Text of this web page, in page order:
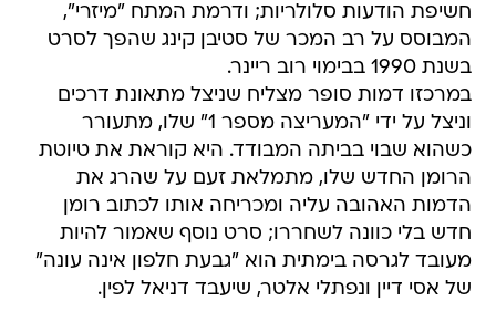
חשיפת הודעות סלולריות; ודרמת המתח "מיזרי",
המבוסס על רב המכר של סטיבן קינג שהפך לסרט
בשנת 1990 בבימוי רוב ריינר.
במרכזו דמות סופר מצליח שניצל מתאונת דרכים
וניצל על ידי "המעריצה מספר 1" שלו, מתעורר
כשהוא שבוי בביתה המבודד. היא קוראת את טיוטת
הרומן החדש שלו, מתמלאת זעם על שהרג את
הדמות האהובה עליה ומכריחה אותו לכתוב רומן
חדש בלי כוונה לשחררו; סרט נוסף שאמור להיות
מעובד לגרסה בימתית הוא "גבעת חלפון אינה עונה"
של אסי דיין ונפתלי אלטר, שיעבד דניאל לפין.